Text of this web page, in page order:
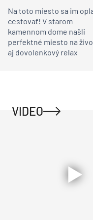
Na toto miesto sa im
cestovať! V starom
kamennom dome našli
perfektné miesto na
aj dovolenkový relax
VIDEO